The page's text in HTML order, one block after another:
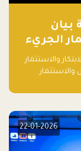
بيان
الجريء
والاستثمار
والاستثمار
الأعمال في
22-01-2026